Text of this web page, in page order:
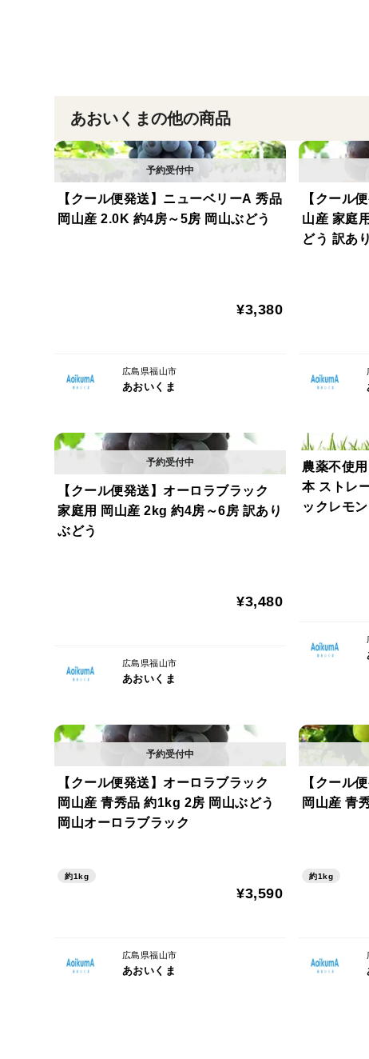
あおいくまの他の商品
【クール便発送】ニューベリーA 秀品
岡山産 2.0K 約4房～5房 岡山ぶどう
¥3,380
広島県福山市
あおいくま
【クール
山産 家庭
どう 訳あ
【クール便発送】オーロラブラック
家庭用 岡山産 2kg 約4房～6房 訳あり
ぶどう
¥3,480
広島県福山市
あおいくま
農薬不使
本 ストレ
ックレモン
【クール便発送】オーロラブラック
岡山産 青秀品 約1kg 2房 岡山ぶどう
岡山オーロラブラック
約1kg
¥3,590
広島県福山市
あおいくま
【クール
岡山産 青
約1kg